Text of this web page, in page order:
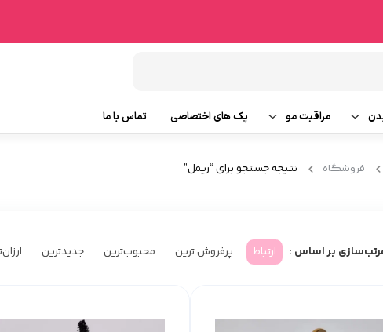
مراقبت مو
روغن و سرم مو
پک های اختصاصی تماس با ما
فروشگاه نتیجه جستجو برای “ریمل”
بر اساس : ارتباط پرفروش ترین محبوب‌ترین جدیدترین